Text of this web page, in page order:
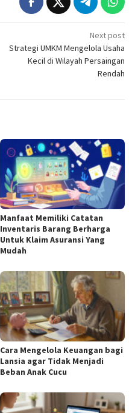
Next post
Strategi UMKM Mengelola Usaha
Kecil di Wilayah Persaingan
Rendah
Manfaat Memiliki Catatan
Inventaris Barang Berharga
Untuk Klaim Asuransi Yang
Mudah
Cara Mengelola Keuangan bagi
Lansia agar Tidak Menjadi
Beban Anak Cucu